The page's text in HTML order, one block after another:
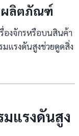
ผลิตภัณฑ์
องจักรหรือบนสินค้า
แรงดันสูงช่วยดูดสิ่ง
แรงดันสูง